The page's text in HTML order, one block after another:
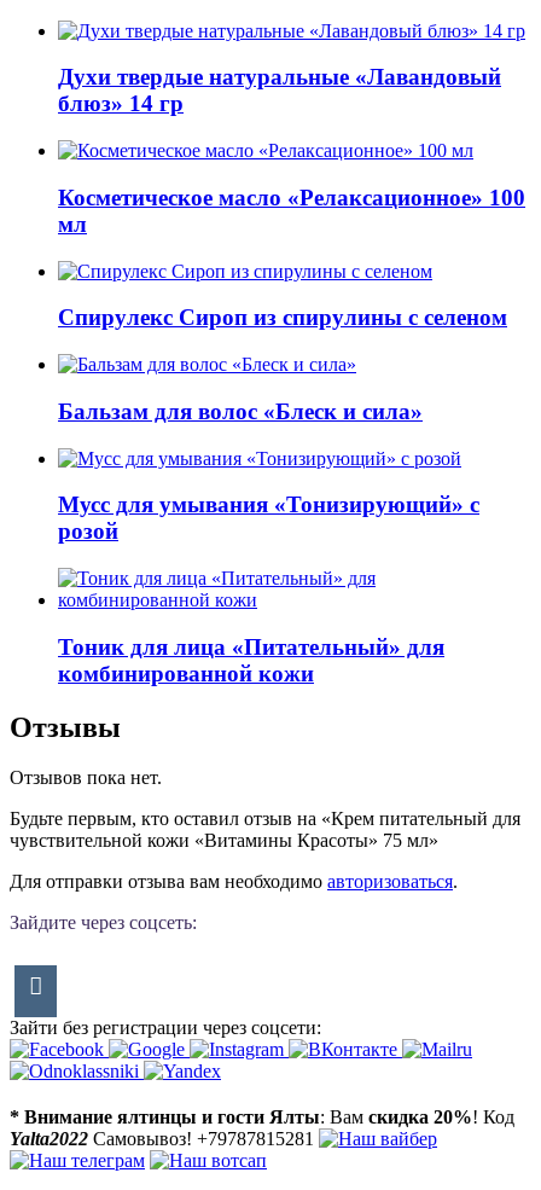
Духи твердые натуральные «Лавандовый
блюз» 14 гр
Косметическое масло «Релаксационное» 100
мл
Спирулекс Сироп из спирулины с селеном
Бальзам для волос «Блеск и сила»
Мусс для умывания «Тонизирующий» с
розой
Тоник для лица «Питательный» для
комбинированной кожи
Отзывы
Отзывов пока нет.
Будьте первым, кто оставил отзыв на «Крем питательный для
чувствительной кожи «Витамины Красоты» 75 мл»
Для отправки отзыва вам необходимо авторизоваться.
Зайдите через соцсеть:
Зайти без регистрации через соцсети:
* Внимание ялтинцы и гости Ялты: Вам скидка 20%! Код
Yalta2022 Самовывоз! +79787815281